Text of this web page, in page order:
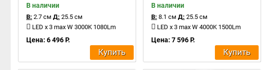
В наличии
В: 2.7 см Д: 25.5 см
LED x 3 max W 3000K 1080Lm
Цена: 6 496 Р.
Купить
В наличии
В: 8.1 см Д: 25.5 см
LED x 3 max W 4000K 1500Lm
Цена: 7 596 Р.
Купить